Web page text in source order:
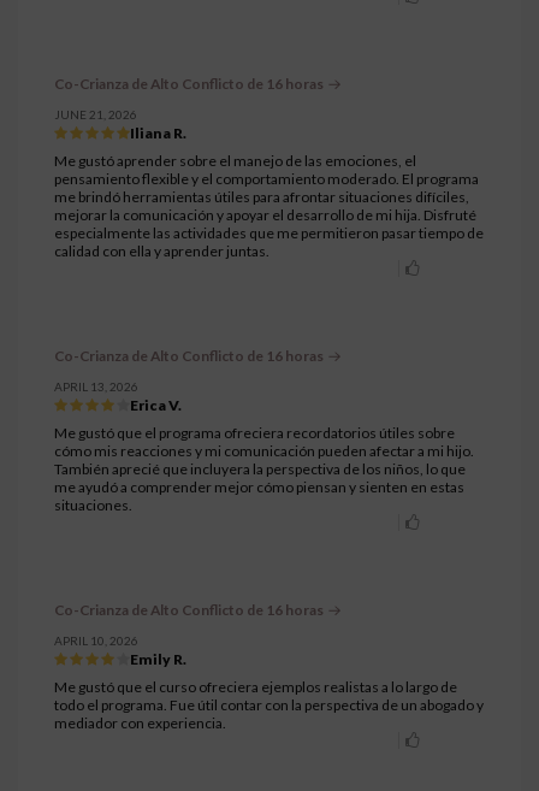
Co-Crianza de Alto Conflicto de 16 horas
JUNE 21, 2026
Iliana R.
Me gustó aprender sobre el manejo de las emociones, el
pensamiento flexible y el comportamiento moderado. El programa
me brindó herramientas útiles para afrontar situaciones difíciles,
mejorar la comunicación y apoyar el desarrollo de mi hija. Disfruté
especialmente las actividades que me permitieron pasar tiempo de
calidad con ella y aprender juntas.
Co-Crianza de Alto Conflicto de 16 horas
APRIL 13, 2026
Erica V.
Me gustó que el programa ofreciera recordatorios útiles sobre
cómo mis reacciones y mi comunicación pueden afectar a mi hijo.
También aprecié que incluyera la perspectiva de los niños, lo que
me ayudó a comprender mejor cómo piensan y sienten en estas
situaciones.
Co-Crianza de Alto Conflicto de 16 horas
APRIL 10, 2026
Emily R.
Me gustó que el curso ofreciera ejemplos realistas a lo largo de
todo el programa. Fue útil contar con la perspectiva de un abogado y
mediador con experiencia.